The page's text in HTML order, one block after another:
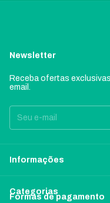
Newsletter
Receba ofertas
email.
Informações
Categorias
Formas de pagamento